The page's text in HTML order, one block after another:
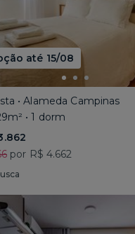
até 15/08
• Alameda Campinas
• 1 dorm
por R$ 4.662